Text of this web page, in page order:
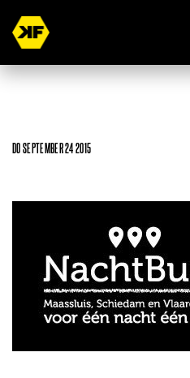
DO SEPTEMBER 24 2015